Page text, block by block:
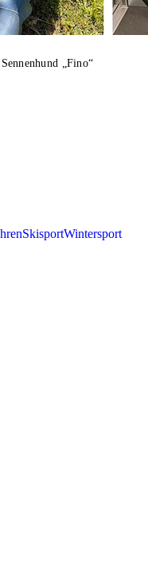
„Fino“
SkisportWintersport